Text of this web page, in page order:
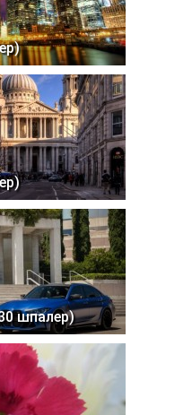
шпалер)